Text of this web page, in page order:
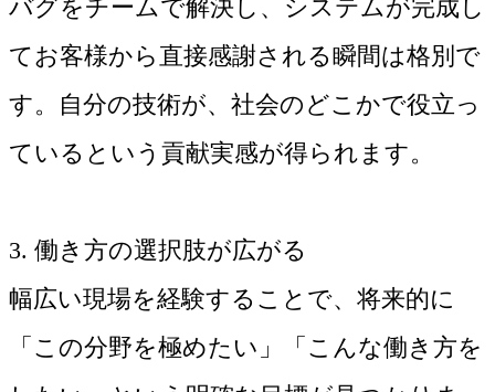
バグをチームで解決し、システムが完成し
てお客様から直接感謝される瞬間は格別で
す。自分の技術が、社会のどこかで役立っ
ているという貢献実感が得られます。
3. 働き方の選択肢が広がる
幅広い現場を経験することで、将来的に
「この分野を極めたい」「こんな働き方を